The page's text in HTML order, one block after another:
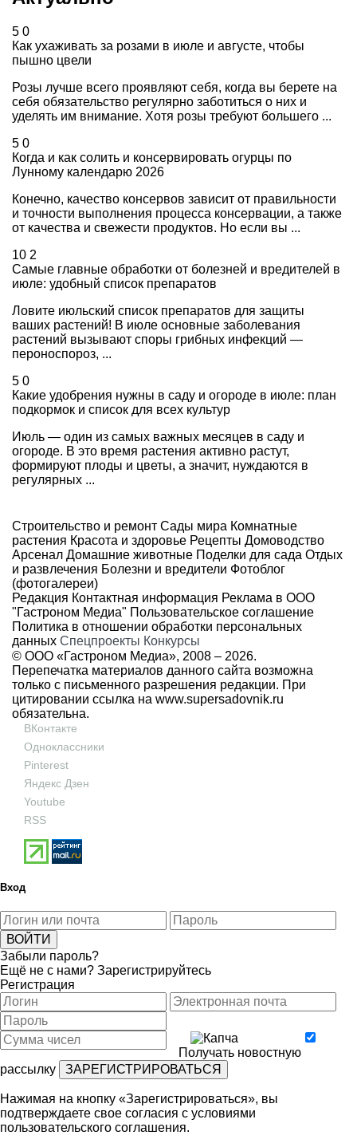
5 0
Как ухаживать за розами в июле и августе, чтобы
пышно цвели
Розы лучше всего проявляют себя, когда вы берете на
себя обязательство регулярно заботиться о них и
уделять им внимание. Хотя розы требуют большего ...
5 0
Когда и как солить и консервировать огурцы по
Лунному календарю 2026
Конечно, качество консервов зависит от правильности
и точности выполнения процесса консервации, а также
от качества и свежести продуктов. Но если вы ...
10 2
Самые главные обработки от болезней и вредителей в
июле: удобный список препаратов
Ловите июльский список препаратов для защиты
ваших растений! В июле основные заболевания
растений вызывают споры грибных инфекций —
пероноспороз, ...
5 0
Какие удобрения нужны в саду и огороде в июле: план
подкормок и список для всех культур
Июль — один из самых важных месяцев в саду и
огороде. В это время растения активно растут,
формируют плоды и цветы, а значит, нуждаются в
регулярных ...
Строительство и ремонт Сады мира Комнатные
растения Красота и здоровье Рецепты Домоводство
Арсенал Домашние животные Поделки для сада Отдых
и развлечения Болезни и вредители Фотоблог
(фотогалереи)
Редакция Контактная информация Реклама в ООО
"Гастроном Медиа" Пользовательское соглашение
Политика в отношении обработки персональных
данных Спецпроекты Конкурсы
© ООО «Гастроном Медиа», 2008 – 2026.
Перепечатка материалов данного сайта возможна
только с письменного разрешения редакции. При
цитировании ссылка на www.supersadovnik.ru
обязательна.
ВКонтакте
Одноклассники
Pinterest
Яндекс Дзен
Youtube
RSS
Вход
Забыли пароль?
Ещё не с нами? Зарегистрируйтесь
Регистрация
Получать новостную
рассылку
Нажимая на кнопку «Зарегистрироваться», вы
подтверждаете свое согласия с условиями
пользовательского соглашения.